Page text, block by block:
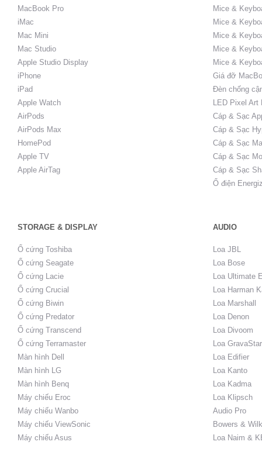
MacBook Pro
iMac
Mac Mini
Mac Studio
Apple Studio Display
iPhone
iPad
Apple Watch
AirPods
AirPods Max
HomePod
Apple TV
Apple AirTag
Mice &
Mice &
Mice &
Mice &
Mice &
Giá đỡ
Đèn chống
LED Pixel Art
Cáp & Sạc
Cáp & Sạc
Cáp & Sạc
Cáp & Sạc
Cáp & Sạc
Ổ điện
STORAGE & DISPLAY AUDIO
Ổ cứng Toshiba
Ổ cứng Seagate
Ổ cứng Lacie
Ổ cứng Crucial
Ổ cứng Biwin
Ổ cứng Predator
Ổ cứng Transcend
Ổ cứng Terramaster
Màn hình Dell
Màn hình LG
Màn hình Benq
Máy chiếu Eroc
Máy chiếu Wanbo
Máy chiếu ViewSonic
Máy chiếu Asus
Loa JBL
Loa Bose
Loa Ultimate
Loa Harman
Loa Marshall
Loa Denon
Loa Divoom
Loa GravaStar
Loa Edifier
Loa Kanto
Loa Kadma
Loa Klipsch
Audio Pro
Bowers &
Loa Naim &